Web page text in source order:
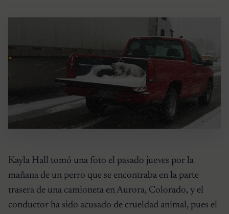
Kayla Hall tomó una foto el pasado jueves por la
mañana de un perro que se encontraba en la parte
trasera de una camioneta en Aurora, Colorado, y el
conductor ha sido acusado de crueldad animal, pues el